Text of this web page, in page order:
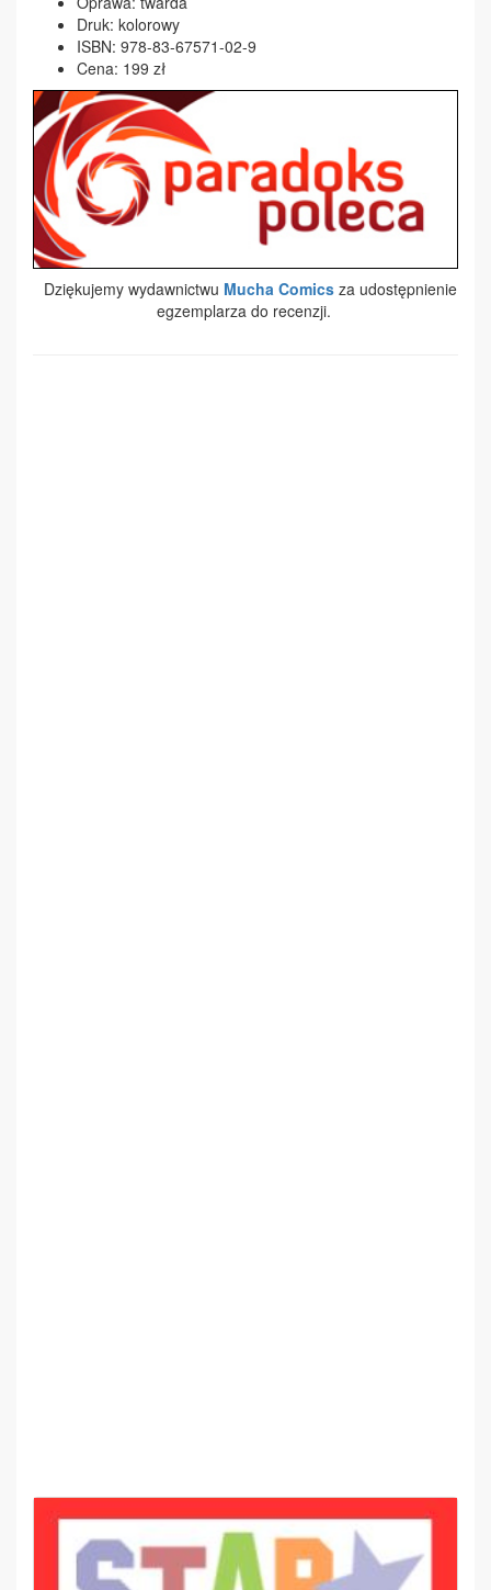
Druk: kolorowy
ISBN: 978-83-67571-02-9
Cena: 199 zł
Dziękujemy wydawnictwu Mucha Comicsza udostępnienie
egzemplarza do recenzji.